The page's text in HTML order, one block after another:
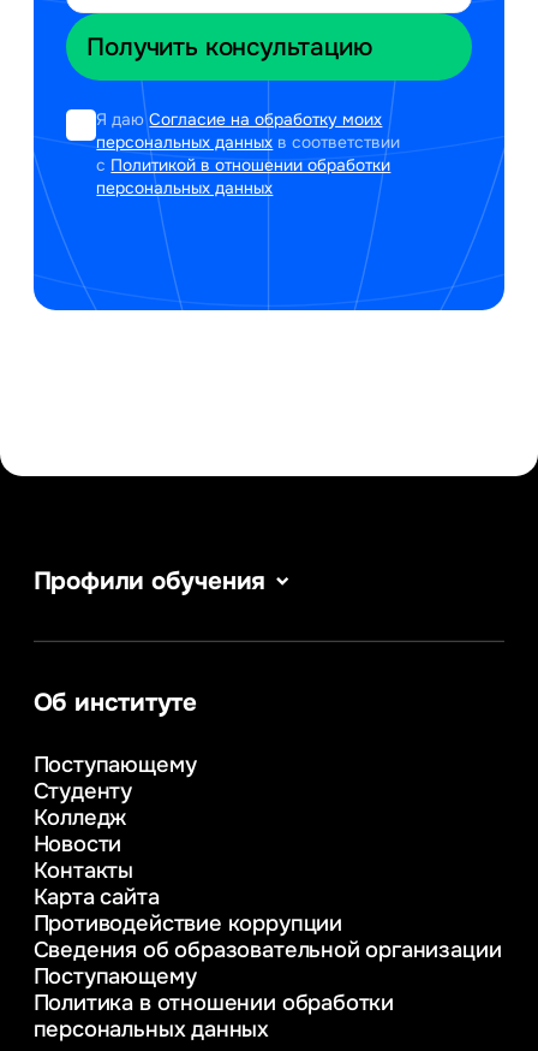
Я даюСогласие на обработку моих
персональных данных в соответствии
с Политикой в отношении обработки
персональных данных
Профили обучения
Информатика
аналитика
Управление в сфере коммерческой
Психолого-педагогическое
консультирование и медиация
в образовании
Веб-дизайн
Управление инновационным развитием
предприятия
Уголовное право
Информационные технологии в бизнесе
Информационное и программное
обеспечение бизнес процессов
Управление человеческими ресурсами
Об институте
Поступающему
Студенту
Колледж
Новости
Контакты
Карта сайта
Противодействие коррупции
Сведения об образовательной организации
Поступающему
Политика в отношении обработки
персональных данных